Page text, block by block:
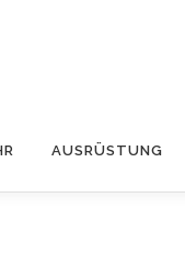
AUSRÜSTUNG